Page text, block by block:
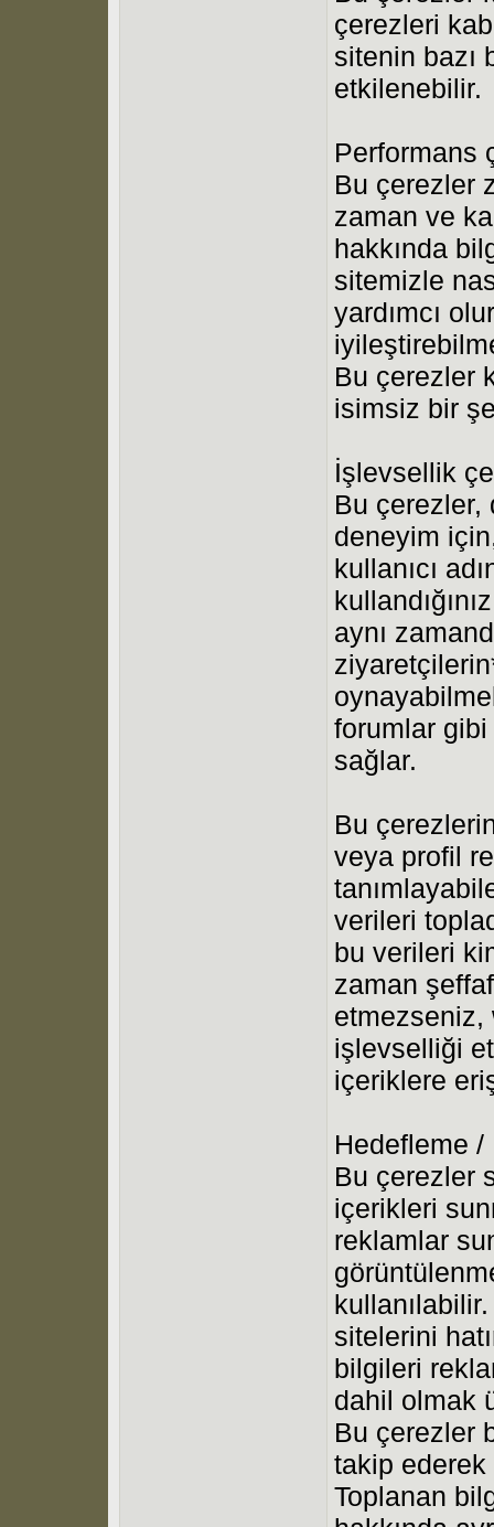
çerezleri
sitenin bazı
etkilenebilir.
Performans
Bu çerezler
zaman ve
hakkında
sitemizle
yardımcı
Bu çerezler
isimsiz bir
İşlevsellik
Bu
deneyim
kullanıcı
aynı
forumlar
sağlar.
Bu
veya profil
verileri
bu verileri
zaman
etmezseniz,
işlevselliği
içeriklere
Hedefleme /
Bu çerezler
içerikleri
reklamlar
sitelerini
bilgileri
dahil olmak
Bu çerezler
takip ederek
Toplanan